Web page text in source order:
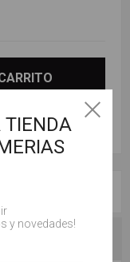
TIENDA
y novedades!